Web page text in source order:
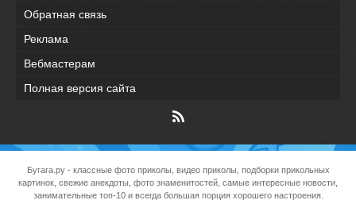
Обратная связь
Реклама
Вебмастерам
Полная версия сайта
Бугага.ру- классные фото приколы, видео приколы, подборки прикольных
картинок, свежие анекдоты, фото знаменитостей, самые интересные новости,
занимательные топ-10 и всегда большая порция хорошего настроения.